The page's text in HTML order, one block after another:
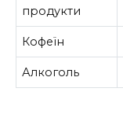
продукти
Кофеїн
Алкоголь